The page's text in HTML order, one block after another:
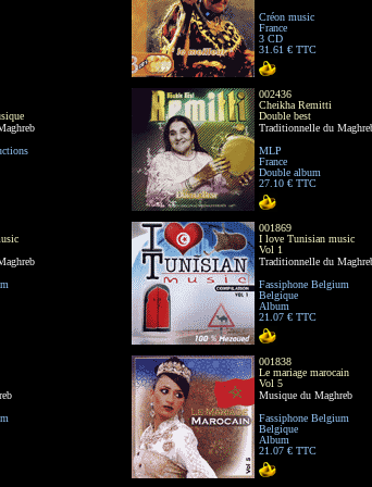
Créon music
France
3 CD
31.61 € TTC
002436
Cheikha Remitti
Double best
Traditionnelle du
MLP
France
Double album
27.10 € TTC
001869
I love Tunisian music
Vol 1
Traditionnelle du
Fassiphone Belgium
Belgique
Album
21.07 € TTC
001838
Le mariage marocain
Vol 5
Musique du Maghreb
Fassiphone Belgium
Belgique
Album
21.07 € TTC